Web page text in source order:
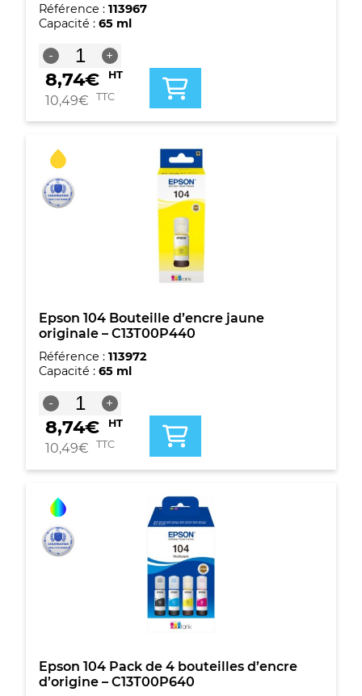
Référence : 113967
Capacité : 65 ml
-
quantité
de
Bouteille
d'encre
Epson
Magenta
-
C13T00P340
+
8,74€ HT
10,49€ TTC
Epson 104 Bouteille d’encre jaune
originale – C13T00P440
Référence : 113972
Capacité : 65 ml
-
quantité
de
Epson
104
d'encre
originale
-
C13T00P440
+
8,74€ HT
10,49€ TTC
Epson 104 Pack de 4 bouteilles d’encre
d’origine – C13T00P640